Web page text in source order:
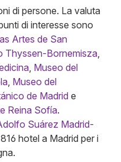
di persone. La valuta
di interesse sono
Artes de San
Thyssen-Bornemisza
Museo del
Museo del
de Madrid e
Reina Sofía.
Suárez Madrid-
hotel a Madrid per i